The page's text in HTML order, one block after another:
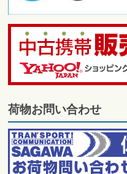
荷物お問い合わせ